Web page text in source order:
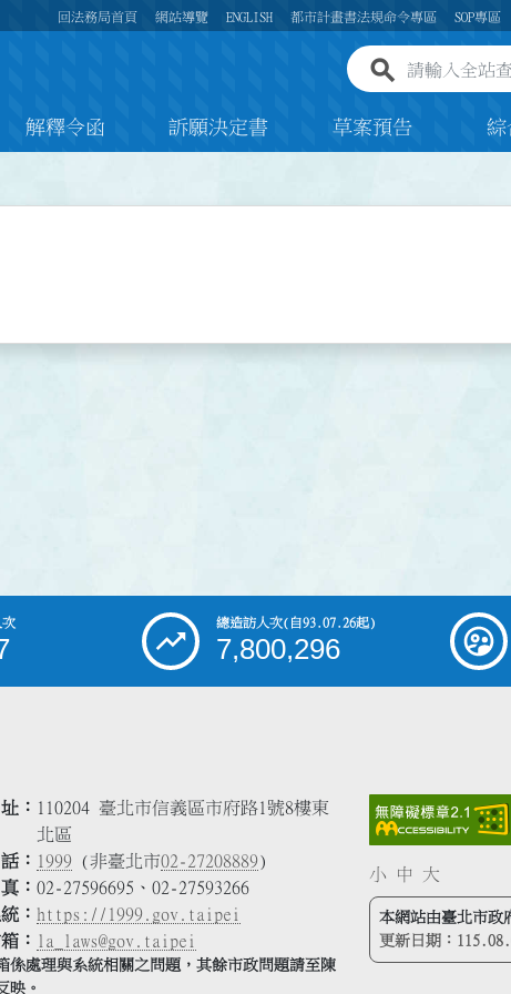
回法務局首頁 網站導覽 ENGLISH 都市計畫書法規命令專區 SOP專區
全站查詢關鍵
解釋令函 訴願決定書 草案預告 綜
總造訪人次(自93.07.26起)
7,800,296
110204 臺北市信義區市府路1號8樓東
北區
1999 (非臺北市02-27208889)
02-27596695、02-27593266
https://1999.gov.taipei
la_laws@gov.taipei
係處理與系統相關之問題，其餘市政問題請至陳
映。
小 中 大
本網站由臺北市政
更新日期：